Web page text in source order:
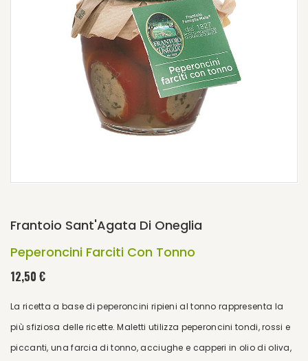
Frantoio Sant'Agata Di Oneglia
Peperoncini Farciti Con Tonno
12,50 €
La ricetta a base di peperoncini ripieni al tonno rappresenta la
più sfiziosa delle ricette. Maletti utilizza peperoncini tondi, rossi e
piccanti, una farcia di tonno, acciughe e capperi in olio di oliva,